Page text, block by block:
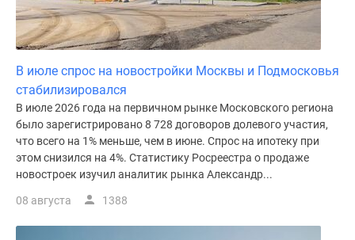
коттеджные
поселки
Коттеджные
поселки
лесу
Коттеджные
поселки
водоема
Коттеджные
В июле спрос на новостройки Москвы и Подмосковья
стабилизировался
В июле 2026 года на первичном рынке Московского региона
было зарегистрировано 8 728 договоров долевого участия,
что всего на 1% меньше, чем в июне. Спрос на ипотеку при
этом снизился на 4%. Статистику Росреестра о продаже
новостроек изучил аналитик рынка Александр...
08 августа 1388